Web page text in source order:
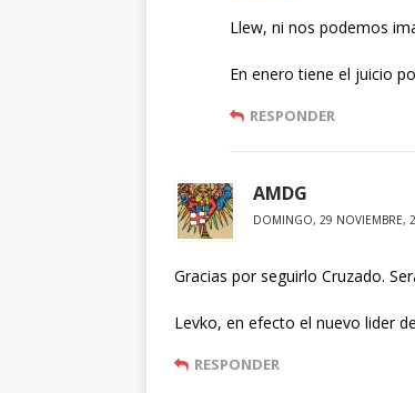
Llew, ni nos podemos
En enero tiene el juicio
RESPONDER
AMDG
DOMINGO, 29 NOVIEMBRE,
Gracias por seguirlo Cruzado.
Levko, en efecto el nuevo lider
RESPONDER